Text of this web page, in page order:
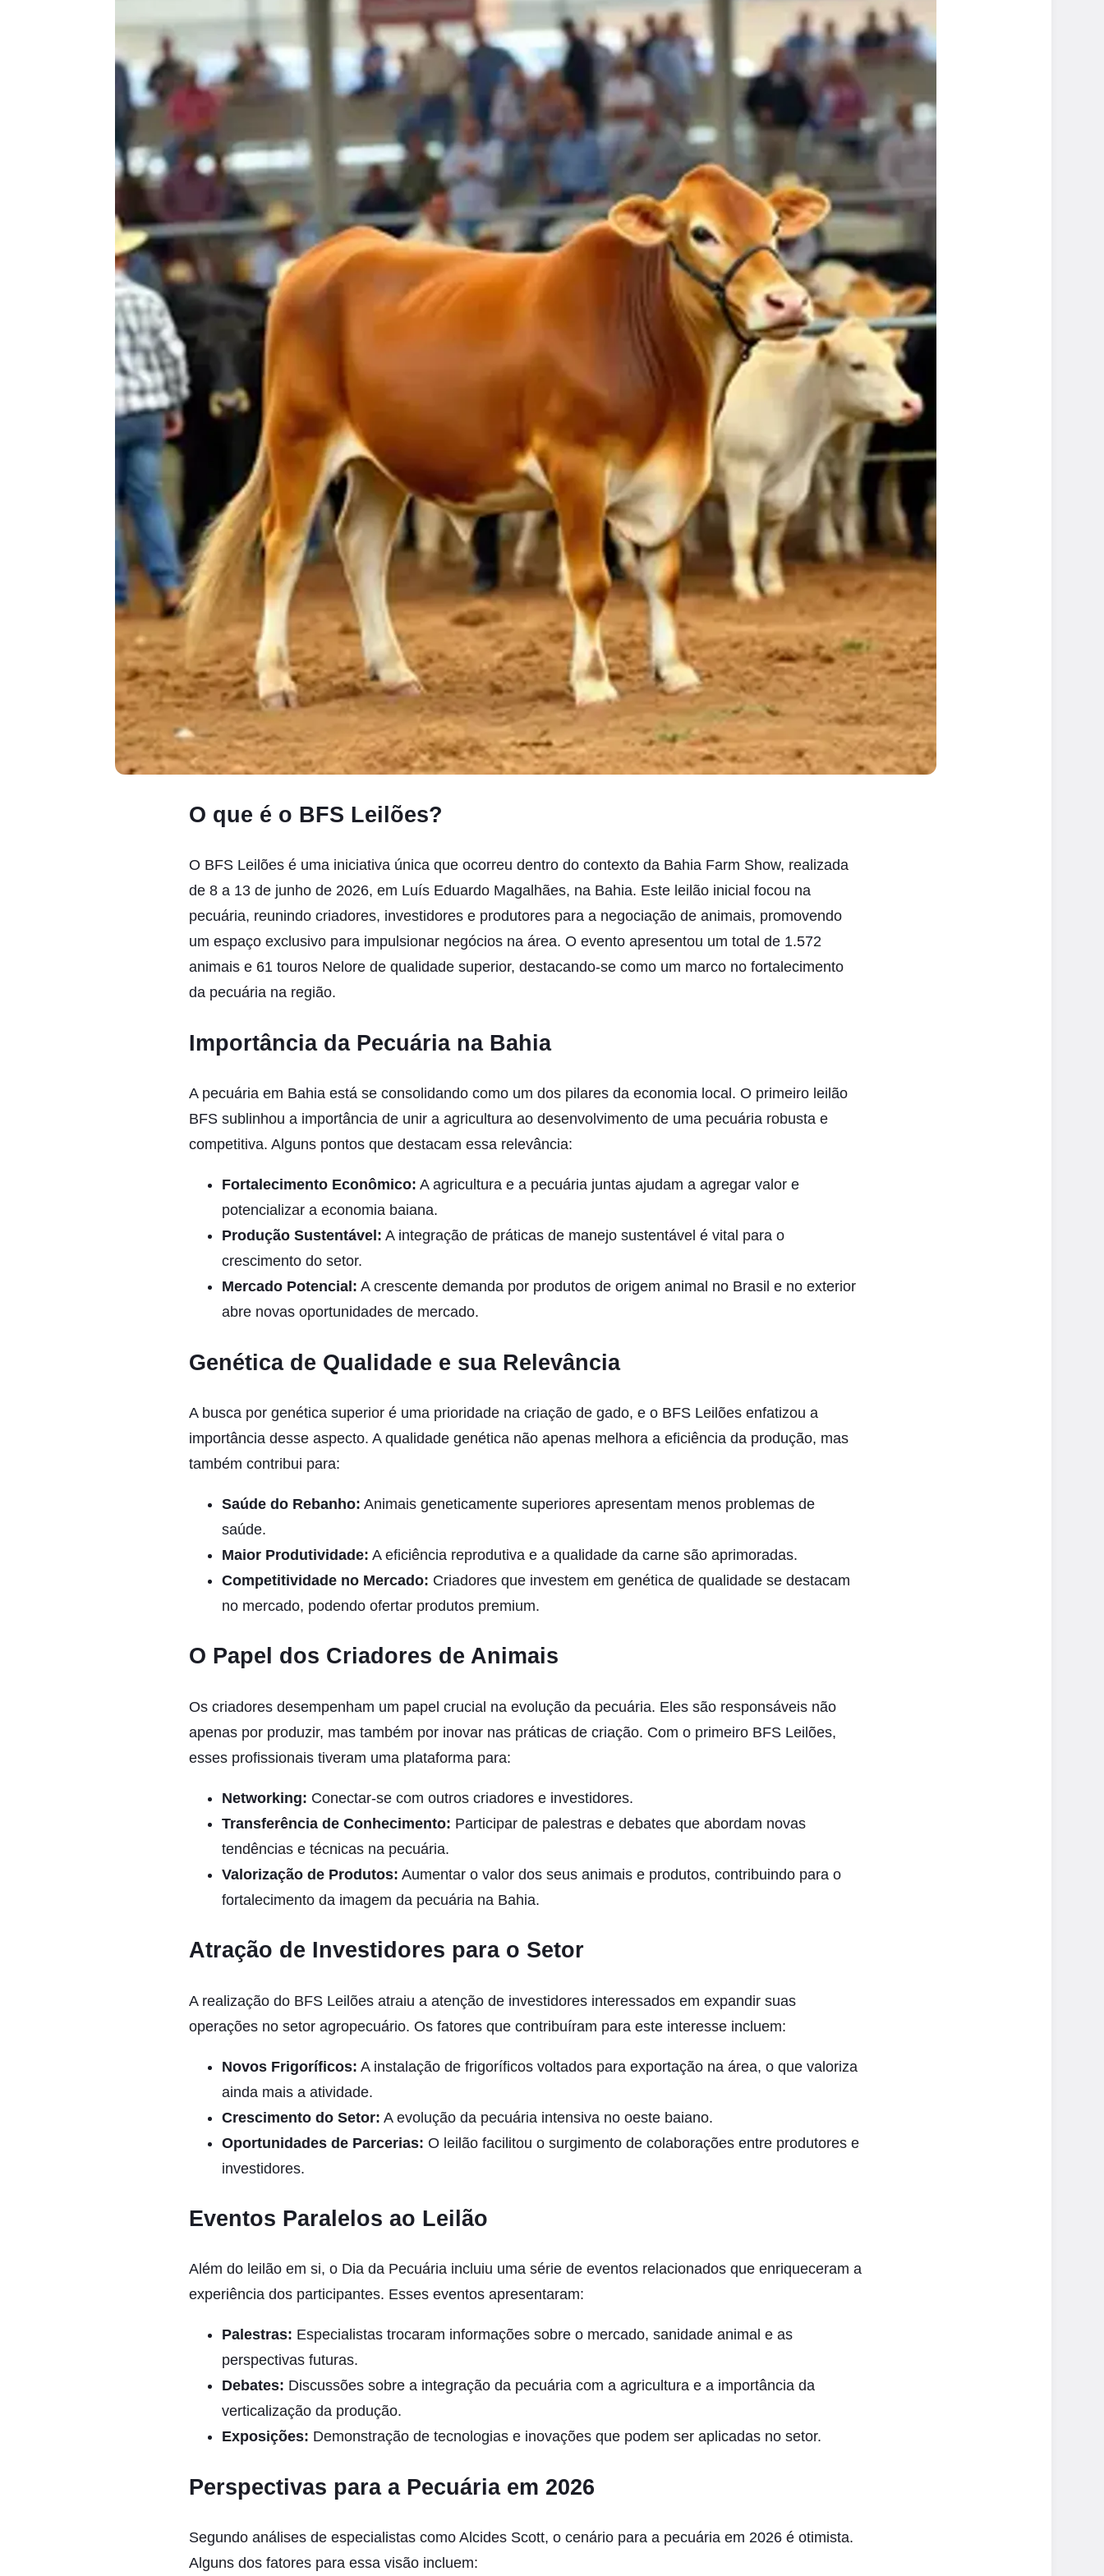
O que é o BFS Leilões?
O BFS Leilões é uma iniciativa única que ocorreu dentro do contexto da Bahia Farm Show, realizada
de 8 a 13 de junho de 2026, em Luís Eduardo Magalhães, na Bahia. Este leilão inicial focou na
pecuária, reunindo criadores, investidores e produtores para a negociação de animais, promovendo
um espaço exclusivo para impulsionar negócios na área. O evento apresentou um total de 1.572
animais e 61 touros Nelore de qualidade superior, destacando-se como um marco no fortalecimento
da pecuária na região.
Importância da Pecuária na Bahia
A pecuária em Bahia está se consolidando como um dos pilares da economia local. O primeiro leilão
BFS sublinhou a importância de unir a agricultura ao desenvolvimento de uma pecuária robusta e
competitiva. Alguns pontos que destacam essa relevância:
Fortalecimento Econômico: A agricultura e a pecuária juntas ajudam a agregar valor e
potencializar a economia baiana.
Produção Sustentável: A integração de práticas de manejo sustentável é vital para o
crescimento do setor.
Mercado Potencial: A crescente demanda por produtos de origem animal no Brasil e no exterior
abre novas oportunidades de mercado.
Genética de Qualidade e sua Relevância
A busca por genética superior é uma prioridade na criação de gado, e o BFS Leilões enfatizou a
importância desse aspecto. A qualidade genética não apenas melhora a eficiência da produção, mas
também contribui para:
Saúde do Rebanho: Animais geneticamente superiores apresentam menos problemas de
saúde.
Maior Produtividade: A eficiência reprodutiva e a qualidade da carne são aprimoradas.
Competitividade no Mercado: Criadores que investem em genética de qualidade se destacam
no mercado, podendo ofertar produtos premium.
O Papel dos Criadores de Animais
Os criadores desempenham um papel crucial na evolução da pecuária. Eles são responsáveis não
apenas por produzir, mas também por inovar nas práticas de criação. Com o primeiro BFS Leilões,
esses profissionais tiveram uma plataforma para:
Networking: Conectar-se com outros criadores e investidores.
Transferência de Conhecimento: Participar de palestras e debates que abordam novas
tendências e técnicas na pecuária.
Valorização de Produtos: Aumentar o valor dos seus animais e produtos, contribuindo para o
fortalecimento da imagem da pecuária na Bahia.
Atração de Investidores para o Setor
A realização do BFS Leilões atraiu a atenção de investidores interessados em expandir suas
operações no setor agropecuário. Os fatores que contribuíram para este interesse incluem:
Novos Frigoríficos: A instalação de frigoríficos voltados para exportação na área, o que valoriza
ainda mais a atividade.
Crescimento do Setor: A evolução da pecuária intensiva no oeste baiano.
Oportunidades de Parcerias: O leilão facilitou o surgimento de colaborações entre produtores e
investidores.
Eventos Paralelos ao Leilão
Além do leilão em si, o Dia da Pecuária incluiu uma série de eventos relacionados que enriqueceram a
experiência dos participantes. Esses eventos apresentaram:
Palestras: Especialistas trocaram informações sobre o mercado, sanidade animal e as
perspectivas futuras.
Debates: Discussões sobre a integração da pecuária com a agricultura e a importância da
verticalização da produção.
Exposições: Demonstração de tecnologias e inovações que podem ser aplicadas no setor.
Perspectivas para a Pecuária em 2026
Segundo análises de especialistas como Alcides Scott, o cenário para a pecuária em 2026 é otimista.
Alguns dos fatores para essa visão incluem: